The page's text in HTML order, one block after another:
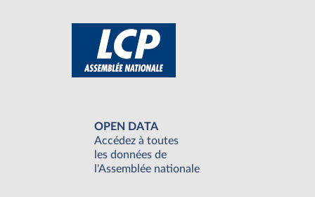
OPEN DATA
Accédez à toutes
les données de
l'Assemblée nationale